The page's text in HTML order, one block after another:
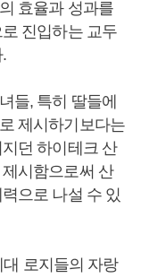
효율과 성과를
진입하는 교두
들, 특히 딸들에
제시하기보다는
던 하이테크 산
시함으로써 산
으로 나설 수 있
로지들의 자랑